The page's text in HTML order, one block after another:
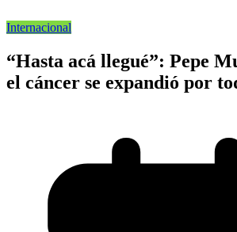
Internacional
“Hasta acá llegué”: Pepe
el cáncer se expandió por